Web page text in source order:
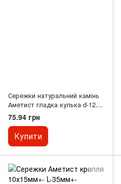
Сережки натуральний камінь
Аметист гладка кулька d-12мм
L-3см
75.94 грн
Купити